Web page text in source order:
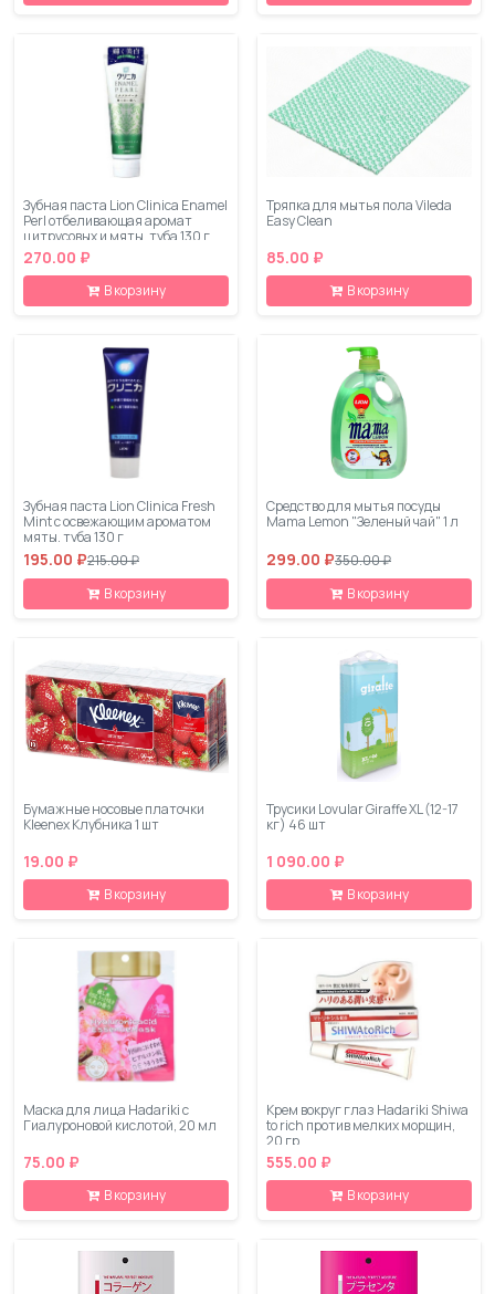
Зубная паста Lion Clinica Enamel
Perl отбеливающая аромат
цитрусовых и мяты, туба 130 г
270.00 ₽
В корзину
Тряпка для мытья пола Vileda
Easy Clean
85.00 ₽
В корзину
Зубная паста Lion Clinica Fresh
Mint с освежающим ароматом
мяты, туба 130 г
195.00 ₽215.00 ₽
В корзину
Средство для мытья посуды
Mama Lemon "Зеленый чай" 1 л
299.00 ₽350.00 ₽
В корзину
Бумажные носовые платочки
Kleenex Клубника 1 шт
19.00 ₽
В корзину
Трусики Lovular Giraffe XL (12-17
кг) 46 шт
1 090.00 ₽
В корзину
Маска для лица Hadariki с
Гиалуроновой кислотой, 20 мл
75.00 ₽
В корзину
Крем вокруг глаз Hadariki Shiwa
to rich против мелких морщин,
20 гр
555.00 ₽
В корзину